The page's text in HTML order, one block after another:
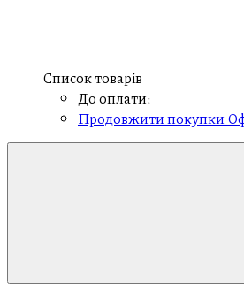
Список товарів
До оплати:
Продовжити покупки